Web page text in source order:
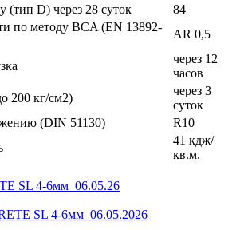
(тип D) через 28 суток
84
по методу BCA (EN 13892-
AR 0,5
через 12
часов
200 кг/см2)
через 3
суток
(DIN 51130)
R10
41 кдж/
кв.м.
SL 4-6мм_06.05.26
SL 4-6мм_06.05.2026